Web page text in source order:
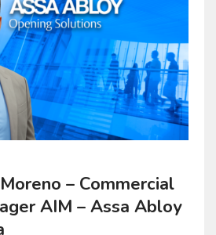
– Commercial
AIM – Assa Abloy